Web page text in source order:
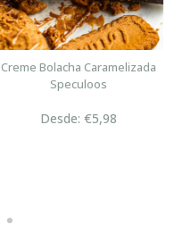
Creme Bolacha Caramelizada
Speculoos
Desde: €5,98